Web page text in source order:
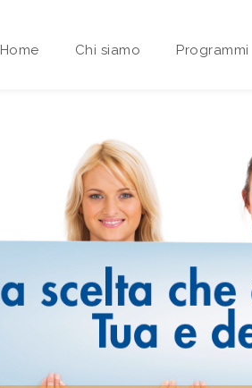
Home Chi siamo
Area riservata Sedi
Programmi